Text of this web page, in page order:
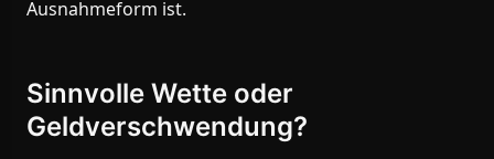
Ausnahmeform ist.
Sinnvolle Wette oder
Geldverschwendung?